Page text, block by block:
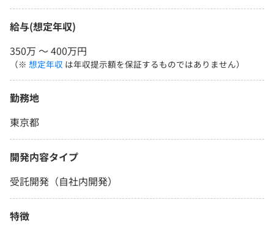
給与(想定年収)
350万 〜 400万円
（※ 想定年収 は年収提示額を保証するものではありません）
勤務地
東京都
開発内容タイプ
受託開発（自社内開発）
特徴